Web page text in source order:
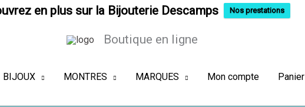
en plus sur la Bijouterie Descamps Nos prestations
Boutique en ligne
BIJOUX MONTRES MARQUES Mon compte Panier